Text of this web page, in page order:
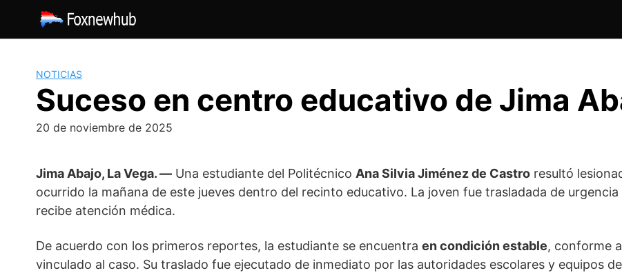
contenido
NOTICIAS
Suceso en centro educativo de Jima
20 de noviembre de 2025
Jima Abajo, La Vega. — Una estudiante del Politécnico Ana Silvia Jiménez de Castro resultó
ocurrido la mañana de este jueves dentro del recinto educativo. La joven fue trasladada de
recibe atención médica.
De acuerdo con los primeros reportes, la estudiante se encuentra en condición estable, conforme
vinculado al caso. Su traslado fue ejecutado de inmediato por las autoridades escolares y equipos